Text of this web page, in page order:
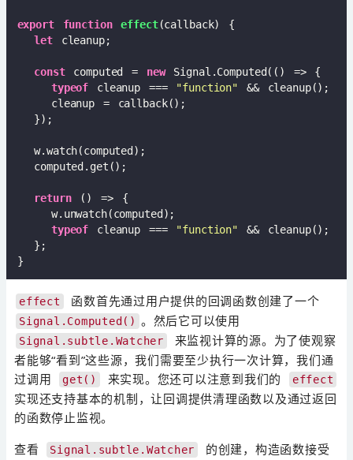
export function effect(callback) {
let cleanup;
const computed = new Signal.Computed( () => {
typeof cleanup === "function" && cleanup();
    cleanup = callback();
  });
  w.watch(computed);
  computed.get();
return () => {
    w.unwatch(computed);
typeof cleanup === "function" && cleanup();
  };
effect 函数首先通过用户提供的回调函数创建了一个
Signal.Computed() 。然后它可以使用
Signal.subtle.Watcher
来监视计算的源。为了使观察
者能够“看到”这些源，我们需要至少执行一次计算，我们通
过调用
get() 来实现。您还可以注意到我们的 effect
实现还支持基本的机制，让回调提供清理函数以及通过返回
的函数停止监视。
查看
Signal.subtle.Watcher
的创建，构造函数接受